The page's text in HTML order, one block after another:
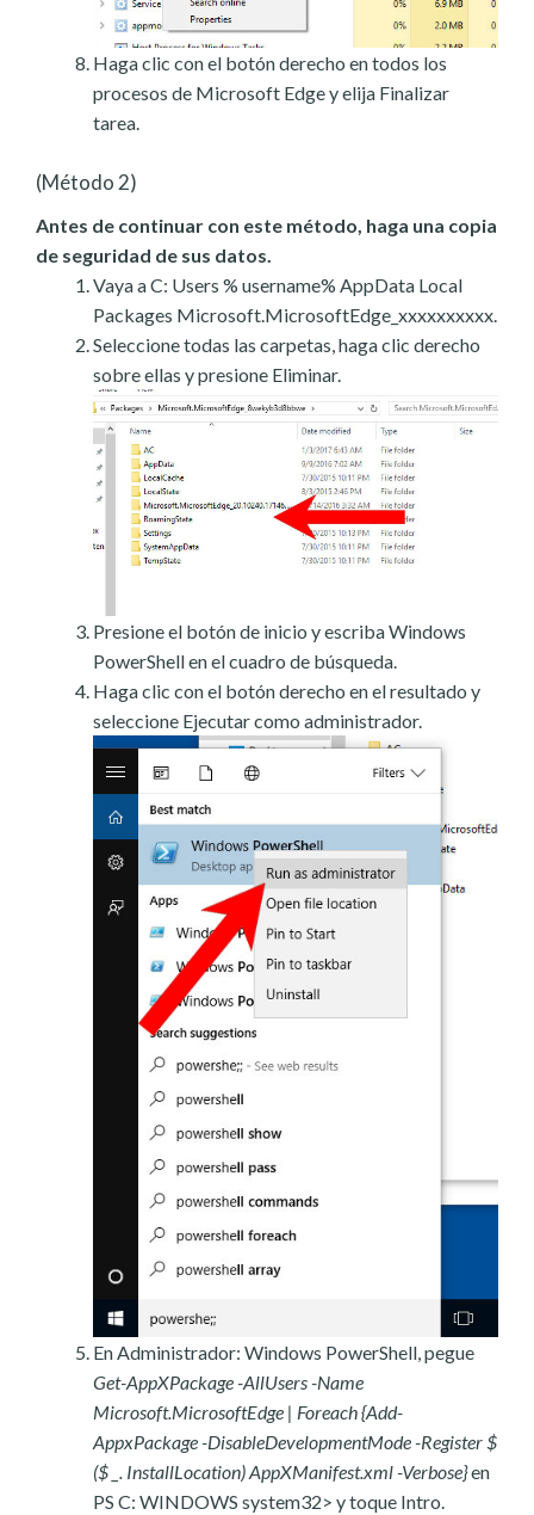
Haga clic con el botón derecho en todos los
procesos de Microsoft Edge y elija Finalizar
tarea.
(Método 2)
Antes de continuar con este método, haga una copia
de seguridad de sus datos.
Vaya a C: Users % username% AppData Local
Packages Microsoft.MicrosoftEdge_xxxxxxxxxx.
Seleccione todas las carpetas, haga clic derecho
sobre ellas y presione Eliminar.
Presione el botón de inicio y escriba Windows
PowerShell en el cuadro de búsqueda.
Haga clic con el botón derecho en el resultado y
seleccione Ejecutar como administrador.
En Administrador: Windows PowerShell, pegue
Get-AppXPackage -AllUsers -Name
Microsoft.MicrosoftEdge | Foreach {Add-
AppxPackage -DisableDevelopmentMode -Register $
($ _. InstallLocation) AppXManifest.xml -Verbose}en
PS C: WINDOWS system32> y toque Intro.